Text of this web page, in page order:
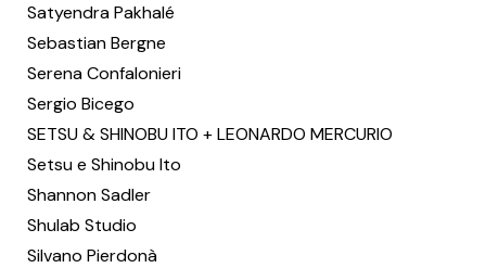
Satyendra Pakhalé
Sebastian Bergne
Serena Confalonieri
Sergio Bicego
SETSU & SHINOBU ITO + LEONARDO MERCURIO
Setsu e Shinobu Ito
Shannon Sadler
Shulab Studio
Silvano Pierdonà